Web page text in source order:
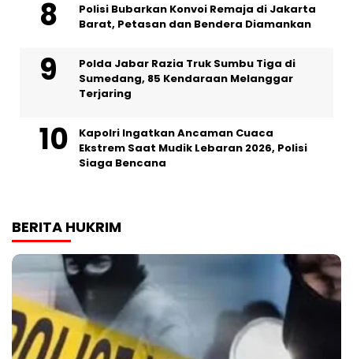
Polisi Bubarkan Konvoi Remaja di Jakarta
Barat, Petasan dan Bendera Diamankan
Polda Jabar Razia Truk Sumbu Tiga di
Sumedang, 85 Kendaraan Melanggar
Terjaring
Kapolri Ingatkan Ancaman Cuaca
Ekstrem Saat Mudik Lebaran 2026, Polisi
Siaga Bencana
BERITA HUKRIM